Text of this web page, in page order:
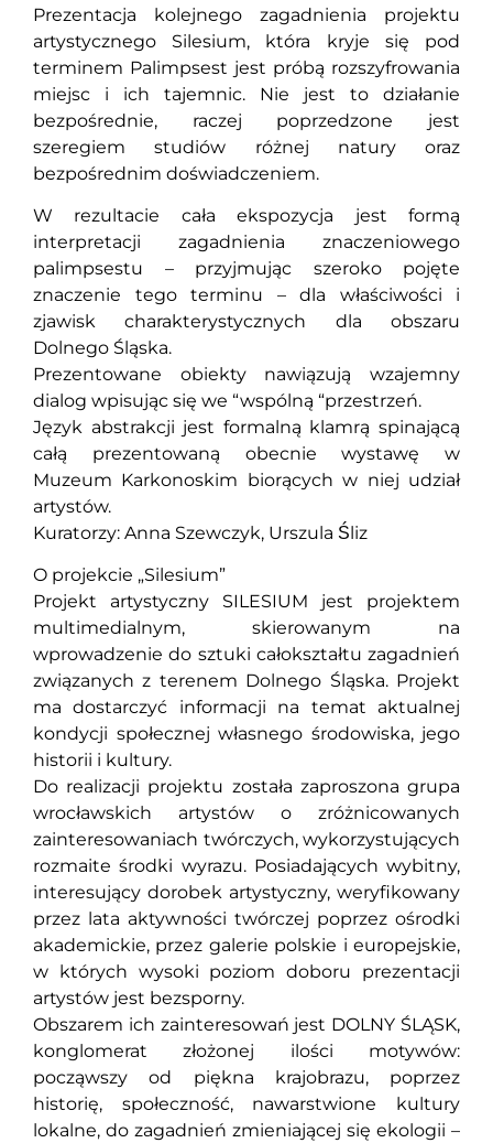
Prezentacja kolejnego zagadnienia projektu
artystycznego Silesium, która kryje się pod
terminem Palimpsest jest próbą rozszyfrowania
miejsc i ich tajemnic. Nie jest to działanie
bezpośrednie, raczej poprzedzone jest
szeregiem studiów różnej natury oraz
bezpośrednim doświadczeniem.
W rezultacie cała ekspozycja jest formą
interpretacji zagadnienia znaczeniowego
palimpsestu – przyjmując szeroko pojęte
znaczenie tego terminu – dla właściwości i
zjawisk charakterystycznych dla obszaru
Dolnego Śląska.
Prezentowane obiekty nawiązują wzajemny
dialog wpisując się we “wspólną “przestrzeń.
Język abstrakcji jest formalną klamrą spinającą
całą prezentowaną obecnie wystawę w
Muzeum Karkonoskim biorących w niej udział
artystów.
Kuratorzy: Anna Szewczyk, Urszula Śliz
O projekcie „Silesium”
Projekt artystyczny SILESIUM jest projektem
multimedialnym, skierowanym na
wprowadzenie do sztuki całokształtu zagadnień
związanych z terenem Dolnego Śląska. Projekt
ma dostarczyć informacji na temat aktualnej
kondycji społecznej własnego środowiska, jego
historii i kultury.
Do realizacji projektu została zaproszona grupa
wrocławskich artystów o zróżnicowanych
zainteresowaniach twórczych, wykorzystujących
rozmaite środki wyrazu. Posiadających wybitny,
interesujący dorobek artystyczny, weryfikowany
przez lata aktywności twórczej poprzez ośrodki
akademickie, przez galerie polskie i europejskie,
w których wysoki poziom doboru prezentacji
artystów jest bezsporny.
Obszarem ich zainteresowań jest DOLNY ŚLĄSK,
konglomerat złożonej ilości motywów:
począwszy od piękna krajobrazu, poprzez
historię, społeczność, nawarstwione kultury
lokalne, do zagadnień zmieniającej się ekologii –